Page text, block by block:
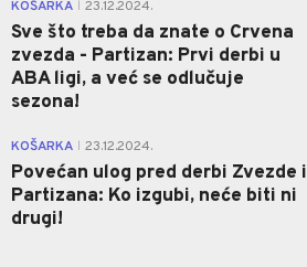
KOŠARKA 23.12.2024.
Sve što treba da znate o Crvena
zvezda - Partizan: Prvi derbi u
ABA ligi, a već se odlučuje
sezona!
KOŠARKA 23.12.2024.
Povećan ulog pred derbi Zvezde i
Partizana: Ko izgubi, neće biti ni
drugi!